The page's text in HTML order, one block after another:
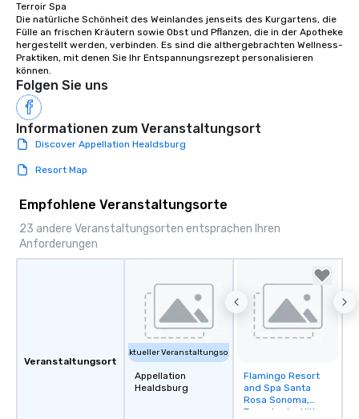
Terroir Spa
Die natürliche Schönheit des Weinlandes jenseits des Kurgartens, die
Fülle an frischen Kräutern sowie Obst und Pflanzen, die in der Apotheke
hergestellt werden, verbinden. Es sind die althergebrachten Wellness-
Praktiken, mit denen Sie Ihr Entspannungsrezept personalisieren
können.
Folgen Sie uns
Informationen zum Veranstaltungsort
Discover Appellation Healdsburg
Resort Map
Empfohlene Veranstaltungsorte
23 andere Veranstaltungsorten entsprachen Ihren
Anforderungen
Veranstaltungsort
Aktueller Veranstaltungsort
Appellation
Healdsburg
Removed from
favorites
Flamingo Resort
and Spa Santa
Rosa Sonoma,
Tapestry by Hilton